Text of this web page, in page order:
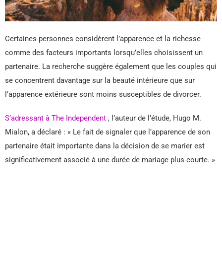
Certaines personnes considèrent l’apparence et la richesse
comme des facteurs importants lorsqu’elles choisissent un
partenaire. La recherche suggère également que les couples qui
se concentrent davantage sur la beauté intérieure que sur
l’apparence extérieure sont moins susceptibles de divorcer.
S’adressant à The Independent , l’auteur de l’étude, Hugo M.
Mialon, a déclaré : « Le fait de signaler que l’apparence de son
partenaire était importante dans la décision de se marier est
significativement associé à une durée de mariage plus courte. »